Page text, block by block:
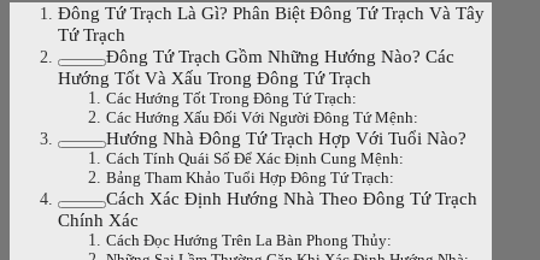
Đông Tứ Trạch Là Gì? Phân Biệt Đông Tứ Trạch Và Tây
Tứ Trạch
Đông Tứ Trạch Gồm Những Hướng Nào? Các
Hướng Tốt Và Xấu Trong Đông Tứ Trạch
Các Hướng Tốt Trong Đông Tứ Trạch:
Các Hướng Xấu Đối Với Người Đông Tứ Mệnh:
Hướng Nhà Đông Tứ Trạch Hợp Với Tuổi Nào?
Cách Tính Quái Số Để Xác Định Cung Mệnh:
Bảng Tham Khảo Tuổi Hợp Đông Tứ Trạch:
Cách Xác Định Hướng Nhà Theo Đông Tứ Trạch
Chính Xác
Cách Đọc Hướng Trên La Bàn Phong Thủy: